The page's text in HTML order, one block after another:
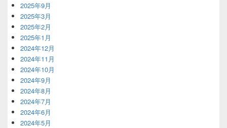
2025年9月
2025年3月
2025年2月
2025年1月
2024年12月
2024年11月
2024年10月
2024年9月
2024年8月
2024年7月
2024年6月
2024年5月